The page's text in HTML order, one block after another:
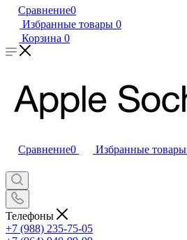
Сравнение0
Избранные товары 0
Корзина 0
Сравнение0 Избранные товары
Телефоны
+7 (988) 235-75-05